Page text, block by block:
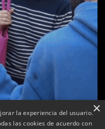
×
la experiencia del usuario.
las cookies de acuerdo con